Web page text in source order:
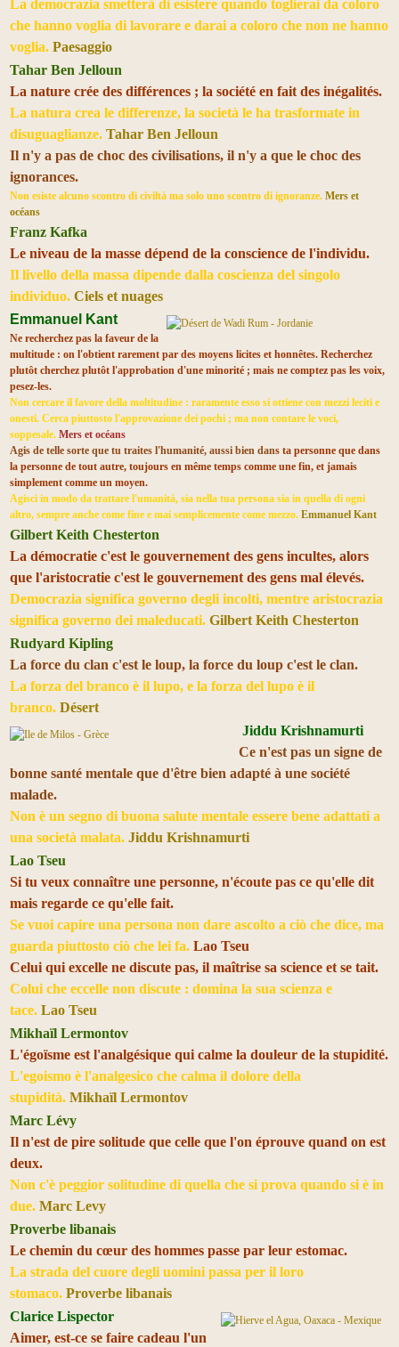
La democrazia smetterà di esistere quando toglierai da coloro
che hanno voglia di lavorare e darai a coloro che non ne hanno
voglia. Paesaggio
Tahar Ben Jelloun
La nature crée des différences ; la société en fait des inégalités.
La natura crea le differenze, la società le ha trasformate in
disuguaglianze. Tahar Ben Jelloun
Il n'y a pas de choc des civilisations, il n'y a que le choc des
ignorances.
Non esiste alcuno scontro di civiltà ma solo uno scontro di ignoranze. Mers et
océans
Franz Kafka
Le niveau de la masse dépend de la conscience de l'individu.
Il livello della massa dipende dalla coscienza del singolo
individuo. Ciels et nuages
Emmanuel Kant
Ne recherchez pas la faveur de la
multitude : on l'obtient rarement par des moyens licites et honnêtes. Recherchez
plutôt cherchez plutôt l'approbation d'une minorité ; mais ne comptez pas les voix,
pesez-les.
Non cercare il favore della moltitudine : raramente esso si ottiene con mezzi leciti e
onesti. Cerca piuttosto l'approvazione dei pochi ; ma non contare le voci,
soppesale. Mers et océans
Agis de telle sorte que tu traites l'humanité, aussi bien dans ta personne que dans
la personne de tout autre, toujours en même temps comme une fin, et jamais
simplement comme un moyen.
Agisci in modo da trattare l'umanità, sia nella tua persona sia in quella di ogni
altro, sempre anche come fine e mai semplicemente come mezzo. Emmanuel Kant
Gilbert Keith Chesterton
La démocratie c'est le gouvernement des gens incultes, alors
que l'aristocratie c'est le gouvernement des gens mal élevés.
Democrazia significa governo degli incolti, mentre aristocrazia
significa governo dei maleducati. Gilbert Keith Chesterton
Rudyard Kipling
La force du clan c'est le loup, la force du loup c'est le clan.
La forza del branco è il lupo, e la forza del lupo è il
branco. Désert
Jiddu Krishnamurti
Ce n'est pas un signe de
bonne santé mentale que d'être bien adapté à une société
malade.
Non è un segno di buona salute mentale essere bene adattati a
una società malata. Jiddu Krishnamurti
Lao Tseu
Si tu veux connaître une personne, n'écoute pas ce qu'elle dit
mais regarde ce qu'elle fait.
Se vuoi capire una persona non dare ascolto a ciò che dice, ma
guarda piuttosto ciò che lei fa. Lao Tseu
Celui qui excelle ne discute pas, il maîtrise sa science et se tait.
Colui che eccelle non discute : domina la sua scienza e
tace. Lao Tseu
Mikhaïl Lermontov
L'égoïsme est l'analgésique qui calme la douleur de la stupidité.
L'egoismo è l'analgesico che calma il dolore della
stupidità. Mikhaïl Lermontov
Marc Lévy
Il n'est de pire solitude que celle que l'on éprouve quand on est
deux.
Non c'è peggior solitudine di quella che si prova quando si è in
due. Marc Levy
Proverbe libanais
Le chemin du cœur des hommes passe par leur estomac.
La strada del cuore degli uomini passa per il loro
stomaco. Proverbe libanais
Clarice Lispector
Aimer, est-ce se faire cadeau l'un